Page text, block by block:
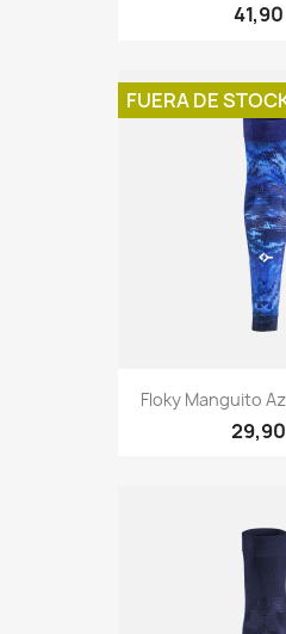
Floky Manguito
FUERA DE